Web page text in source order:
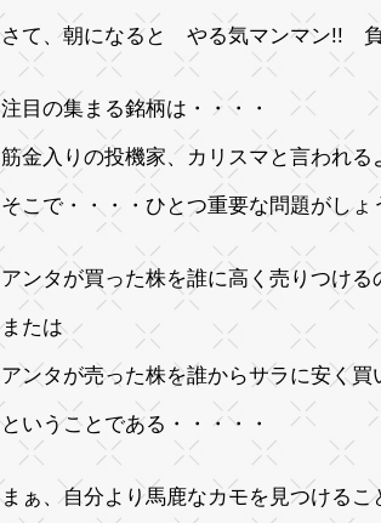
さて、朝になると やる気マンマン!!
注目の集まる銘柄は・・・・
筋金入りの投機家、カリスマと言われ
そこで・・・・ひとつ重要な問題がしょ
アンタが買った株を誰に高く売りつける
または
アンタが売った株を誰からサラに安く買
ということである・・・・・
まぁ、自分より馬鹿なカモを見つけるこ